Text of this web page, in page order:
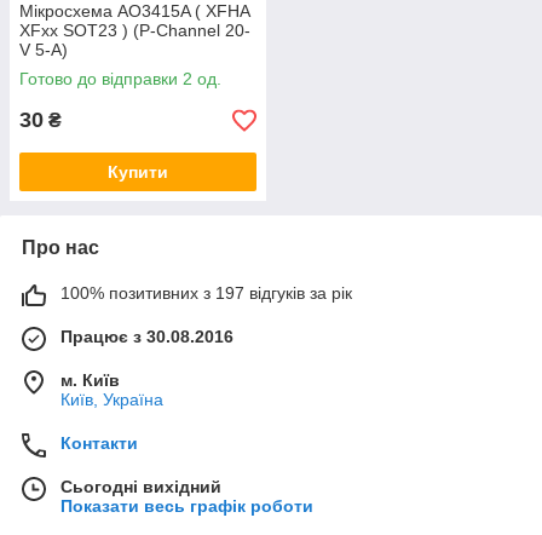
Мікросхема AO3415A ( XFHA
XFxx SOT23 ) (P-Channel 20-
V 5-A)
Готово до відправки 2 од.
30 ₴
Купити
Про нас
100% позитивних з 197 відгуків за рік
Працює з 30.08.2016
м. Київ
Київ, Україна
Контакти
Сьогодні вихідний
Показати весь графік роботи